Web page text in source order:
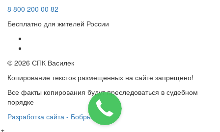
8 800 200 00 82
Бесплатно для жителей России
© 2026 СПК Василек
Копирование текстов размещенных на сайте запрещено!
Все факты копирования будут преследоваться в судебном
порядке
Разработка сайта - Бобры